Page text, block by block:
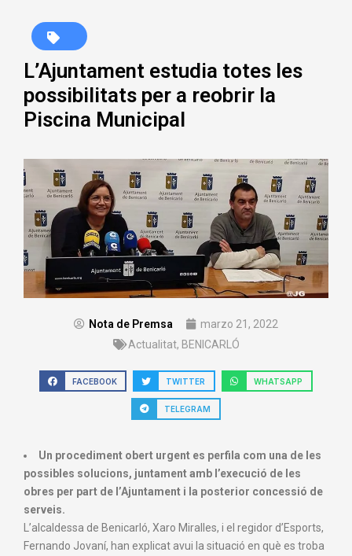
L’Ajuntament estudia totes les
possibilitats per a reobrir la
Piscina Municipal
Nota de Premsa
marzo 21, 2022
Actualitat, BENICARLÓ
FACEBOOK TWITTER WHATSAPP
TELEGRAM
Un procediment obert urgent es perfila com una de les
possibles solucions, juntament amb l’execució de les
obres per part de l’Ajuntament i la posterior concessió de
serveis.
L’alcaldessa de Benicarló, Xaro Miralles, i el regidor d’Esports,
Fernando Jovaní, han explicat avui la situació en què es troba